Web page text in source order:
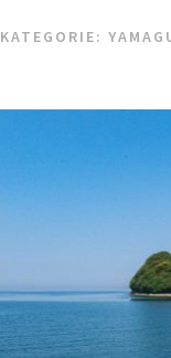
KATEGORIE: